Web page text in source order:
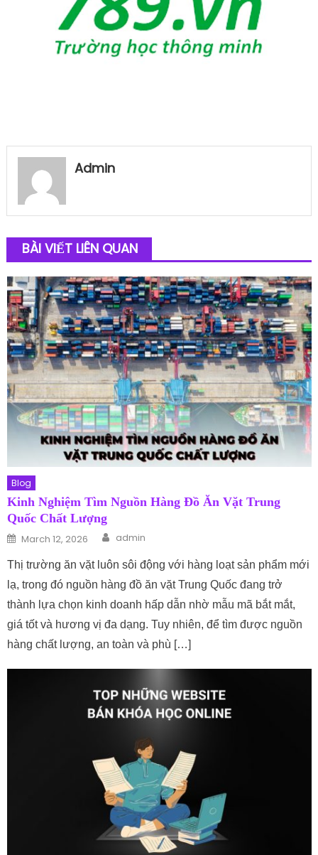
Admin
BÀI VIẾT LIÊN QUAN
Blog
Kinh Nghiệm Tìm Nguồn Hàng Đồ Ăn Vặt Trung
Quốc Chất Lượng
Posted on
March 12, 2026 Author
admin
Thị trường ăn vặt luôn sôi động với hàng loạt sản phẩm mới
lạ, trong đó nguồn hàng đồ ăn vặt Trung Quốc đang trở
thành lựa chọn kinh doanh hấp dẫn nhờ mẫu mã bắt mắt,
giá tốt và hương vị đa dạng. Tuy nhiên, để tìm được nguồn
hàng chất lượng, an toàn và phù […]